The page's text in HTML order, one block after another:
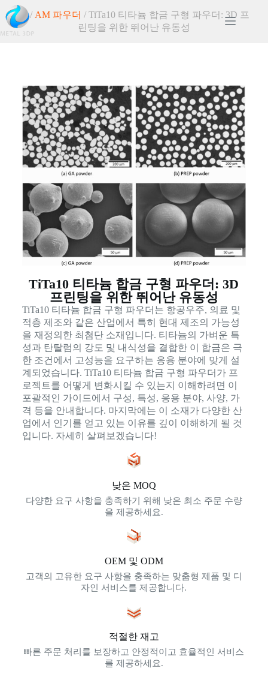
홈/ AM 파우더 / TiTa10 티타늄 합금 구형 파우더: 3D 프
린팅을 위한 뛰어난 유동성
TiTa10 티타늄 합금 구형 파우더: 3D
프린팅을 위한 뛰어난 유동성
TiTa10 티타늄 합금 구형 파우더는 항공우주, 의료 및
적층 제조와 같은 산업에서 특히 현대 제조의 가능성
을 재정의한 최첨단 소재입니다. 티타늄의 가벼운 특
성과 탄탈럼의 강도 및 내식성을 결합한 이 합금은 극
한 조건에서 고성능을 요구하는 응용 분야에 맞게 설
계되었습니다. TiTa10 티타늄 합금 구형 파우더가 프
로젝트를 어떻게 변화시킬 수 있는지 이해하려면 이
포괄적인 가이드에서 구성, 특성, 응용 분야, 사양, 가
격 등을 안내합니다. 마지막에는 이 소재가 다양한 산
업에서 인기를 얻고 있는 이유를 깊이 이해하게 될 것
입니다. 자세히 살펴보겠습니다!
낮은 MOQ
다양한 요구 사항을 충족하기 위해 낮은 최소 주문 수량
을 제공하세요.
OEM 및 ODM
고객의 고유한 요구 사항을 충족하는 맞춤형 제품 및 디
자인 서비스를 제공합니다.
적절한 재고
빠른 주문 처리를 보장하고 안정적이고 효율적인 서비스
를 제공하세요.